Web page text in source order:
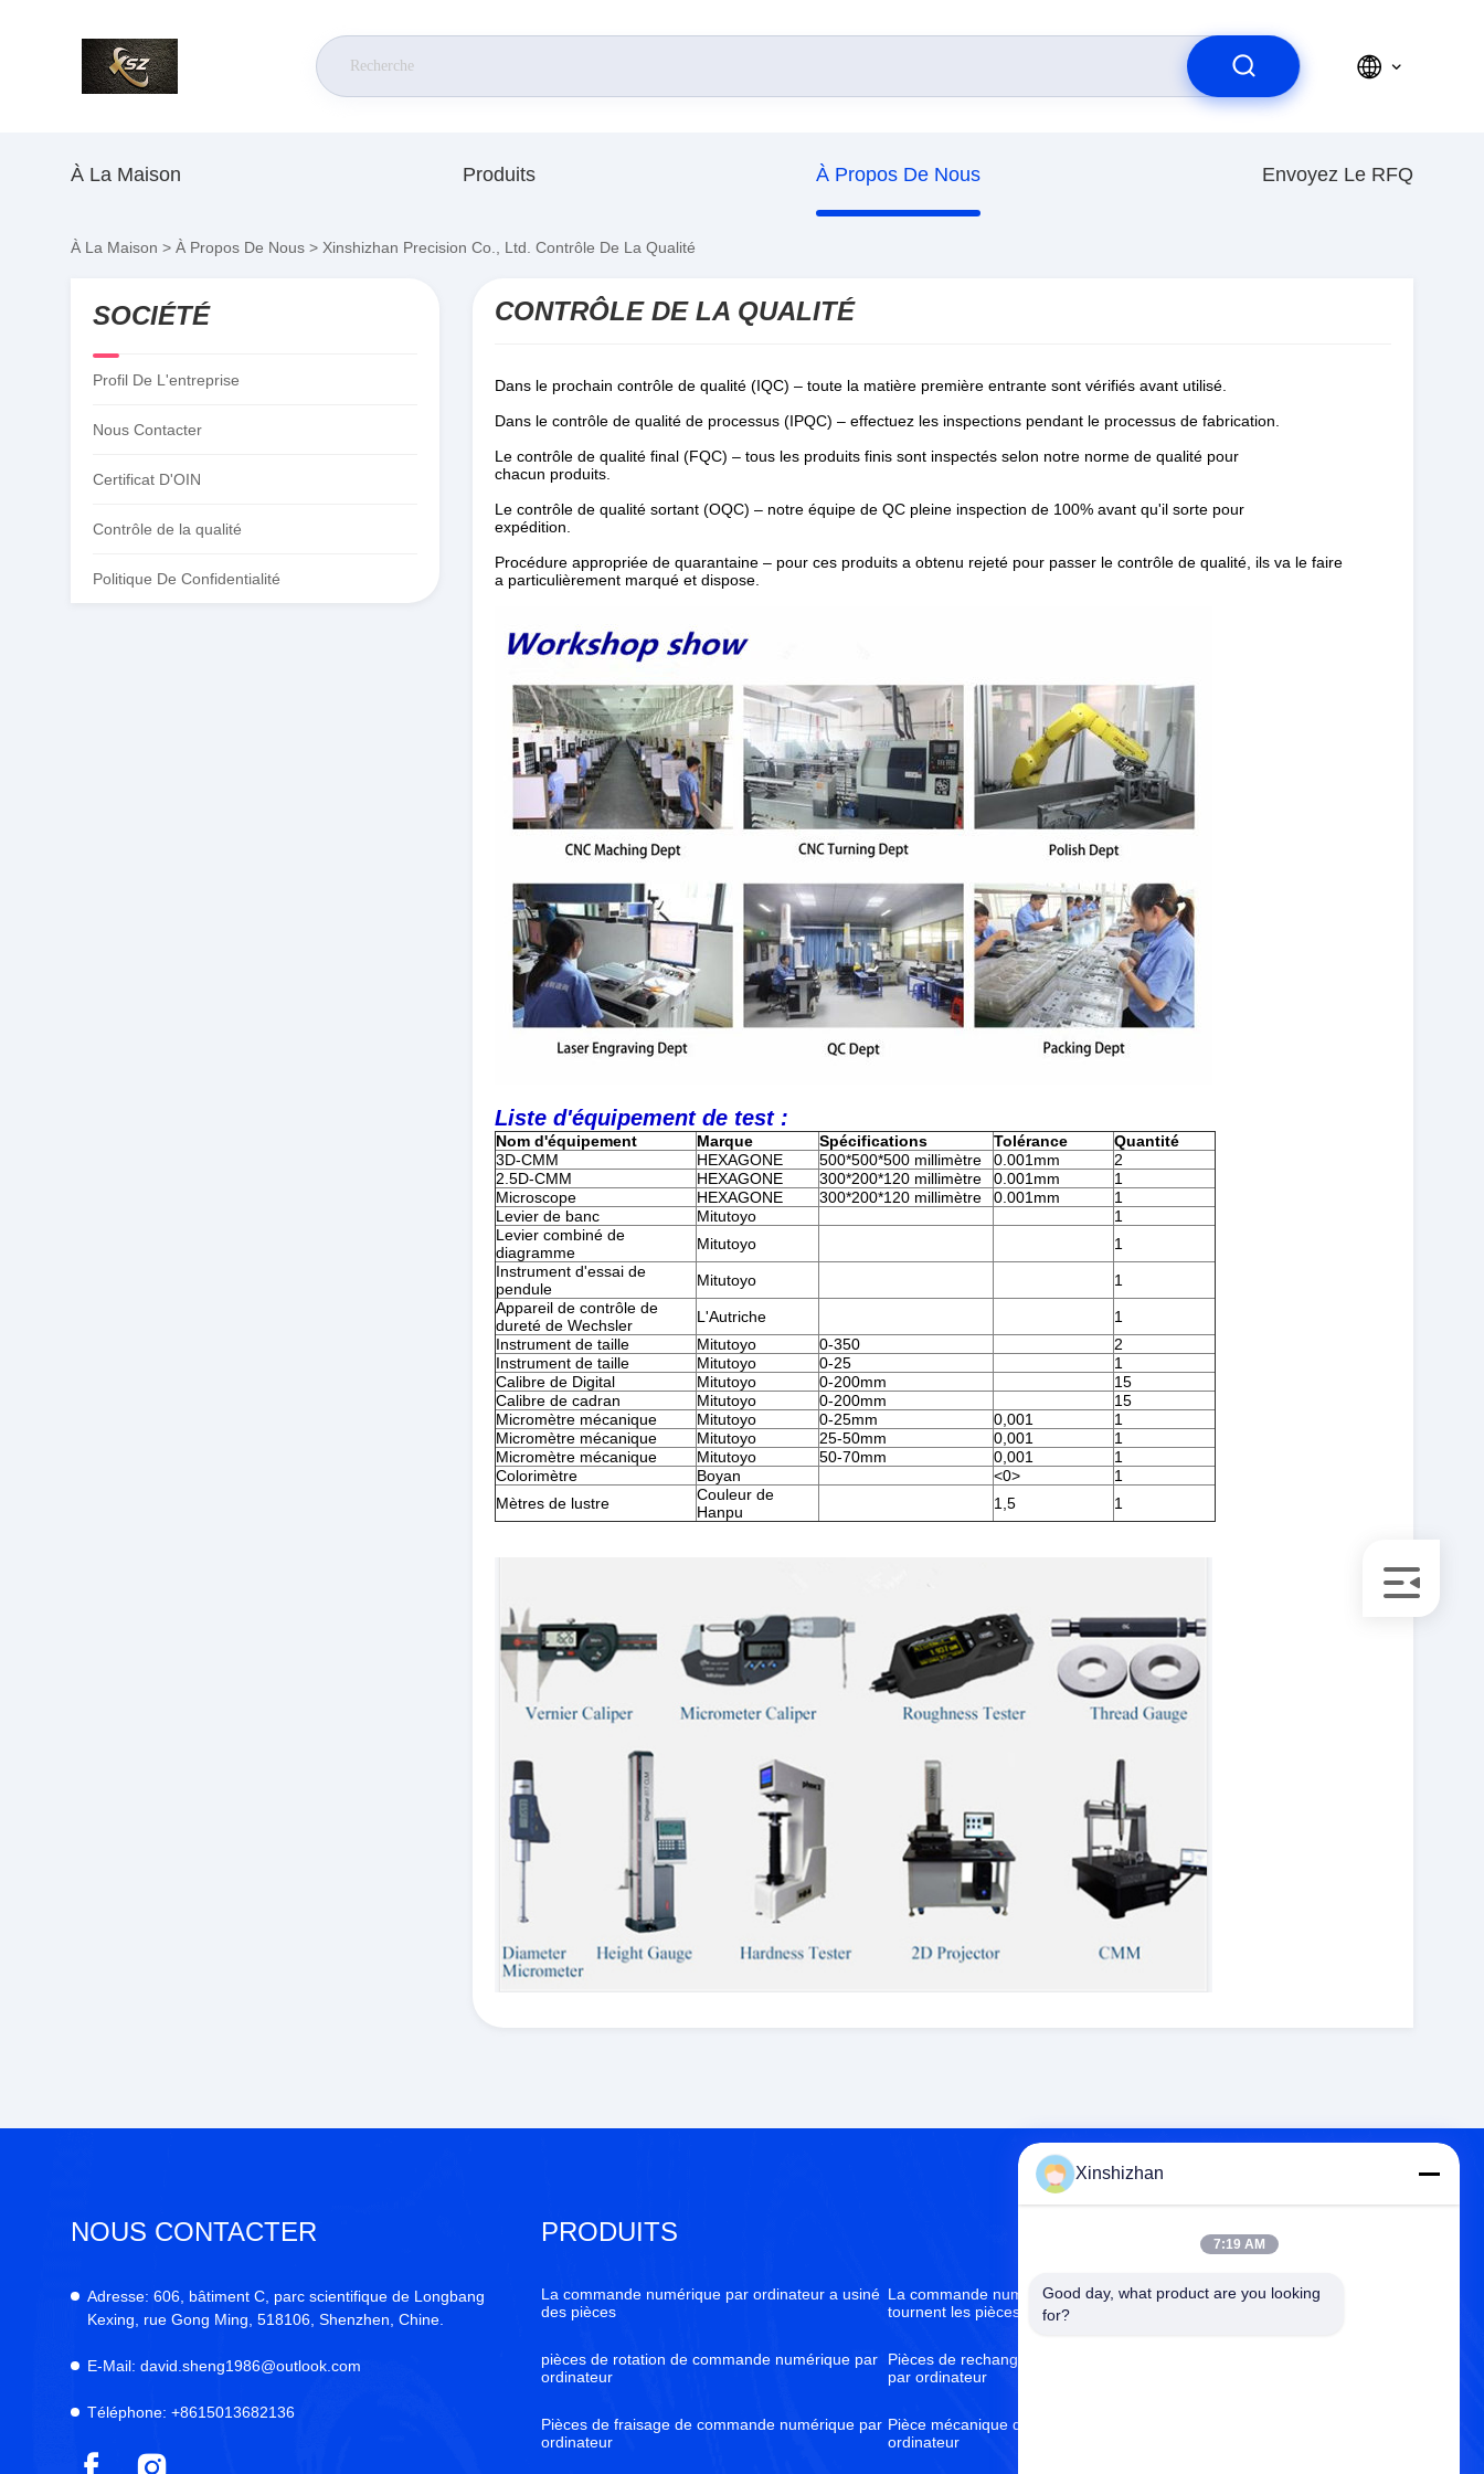
À La Maison Produits À Propos De Nous Envoyez Le RFQ
À La Maison > À Propos De Nous > Xinshizhan Precision Co., Ltd. Contrôle De La Qualité
SOCIÉTÉ
Profil De L'entreprise
Nous Contacter
Certificat D'OIN
Contrôle de la qualité
Politique De Confidentialité
CONTRÔLE DE LA QUALITÉ
Dans le prochain contrôle de qualité (IQC) – toute la matière première entrante sont vérifiés avant utilisé.
Dans le contrôle de qualité de processus (IPQC) – effectuez les inspections pendant le processus de fabrication.
Le contrôle de qualité final (FQC) – tous les produits finis sont inspectés selon notre norme de qualité pour
chacun produits.
Le contrôle de qualité sortant (OQC) – notre équipe de QC pleine inspection de 100% avant qu'il sorte pour
expédition.
Procédure appropriée de quarantaine – pour ces produits a obtenu rejeté pour passer le contrôle de qualité, ils va le faire
a particulièrement marqué et dispose.
Liste d'équipement de test :
Nom d'équipement Marque Spécifications Tolérance
Quantité
3D-CMM
HEXAGONE 500*500*500 millimètre 0.001mm
2
2.5D-CMM
HEXAGONE 300*200*120 millimètre 0.001mm
1
Microscope
HEXAGONE 300*200*120 millimètre 0.001mm
1
Levier de banc
Mitutoyo
1
Levier combiné de
diagramme
Mitutoyo
1
Instrument d'essai de
pendule
Mitutoyo
1
Appareil de contrôle de
dureté de Wechsler
L'Autriche
1
Instrument de taille
Mitutoyo 0-350
2
Instrument de taille
Mitutoyo 0-25
1
Calibre de Digital
Mitutoyo 0-200mm
15
Calibre de cadran
Mitutoyo 0-200mm
15
Micromètre mécanique
Mitutoyo 0-25mm 0,001
1
Micromètre mécanique
Mitutoyo 25-50mm 0,001
1
Micromètre mécanique
Mitutoyo 50-70mm 0,001
1
Colorimètre
Boyan <0>
1
Mètres de lustre
Couleur de
Hanpu
1,5 1
NOUS CONTACTER
Adresse: 606, bâtiment C, parc scientifique de Longbang
Kexing, rue Gong Ming, 518106, Shenzhen, Chine.
E-Mail: david.sheng1986@outlook.com
Téléphone: +8615013682136
PRODUITS
La commande numérique par ordinateur a usiné
des pièces
pièces de rotation de commande numérique par
ordinateur
Pièces de fraisage de commande numérique par
ordinateur
La commande numérique par ordinateur
tournent les pièces de rotation
Pièces de rechange de commande numérique
par ordinateur
Pièce mécanique de commande numérique par
ordinateur
À PROPOS
DE NOUS
À propos de nous
Xinshizhan
7:19 AM
Good day, what product are you looking
for?